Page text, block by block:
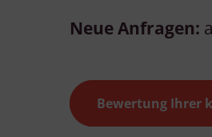
Neue Anfragen:
Bewertung Ihrer